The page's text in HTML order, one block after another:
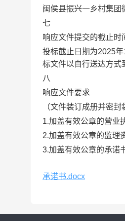
闽侯县振兴一乡村集团
七
响应文件提交的截止时
投标截止日期为2025
标文件以自行送达方式
八
响应文件要求
（文件装订成册并密封
1.加盖有效公章的营业
2.加盖有效公章的监理
3.加盖有效公章的承诺
承诺书.docx